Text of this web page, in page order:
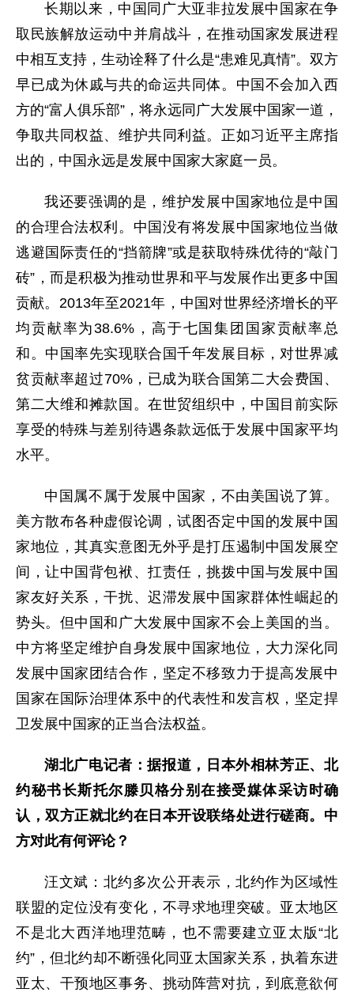
长期以来，中国同广大亚非拉发展中国家在争
取民族解放运动中并肩战斗，在推动国家发展进程
中相互支持，生动诠释了什么是“患难见真情”。双方
早已成为休戚与共的命运共同体。中国不会加入西
方的“富人俱乐部”，将永远同广大发展中国家一道，
争取共同权益、维护共同利益。正如习近平主席指
出的，中国永远是发展中国家大家庭一员。
我还要强调的是，维护发展中国家地位是中国
的合理合法权利。中国没有将发展中国家地位当做
逃避国际责任的“挡箭牌”或是获取特殊优待的“敲门
砖”，而是积极为推动世界和平与发展作出更多中国
贡献。2013年至2021年，中国对世界经济增长的平
均贡献率为38.6%，高于七国集团国家贡献率总
和。中国率先实现联合国千年发展目标，对世界减
贫贡献率超过70%，已成为联合国第二大会费国、
第二大维和摊款国。在世贸组织中，中国目前实际
享受的特殊与差别待遇条款远低于发展中国家平均
水平。
中国属不属于发展中国家，不由美国说了算。
美方散布各种虚假论调，试图否定中国的发展中国
家地位，其真实意图无外乎是打压遏制中国发展空
间，让中国背包袱、扛责任，挑拨中国与发展中国
家友好关系，干扰、迟滞发展中国家群体性崛起的
势头。但中国和广大发展中国家不会上美国的当。
中方将坚定维护自身发展中国家地位，大力深化同
发展中国家团结合作，坚定不移致力于提高发展中
国家在国际治理体系中的代表性和发言权，坚定捍
卫发展中国家的正当合法权益。
湖北广电记者：据报道，日本外相林芳正、北
约秘书长斯托尔滕贝格分别在接受媒体采访时确
认，双方正就北约在日本开设联络处进行磋商。中
方对此有何评论？
汪文斌：北约多次公开表示，北约作为区域性
联盟的定位没有变化，不寻求地理突破。亚太地区
不是北大西洋地理范畴，也不需要建立亚太版“北
约”，但北约却不断强化同亚太国家关系，执着东进
亚太、干预地区事务、挑动阵营对抗，到底意欲何